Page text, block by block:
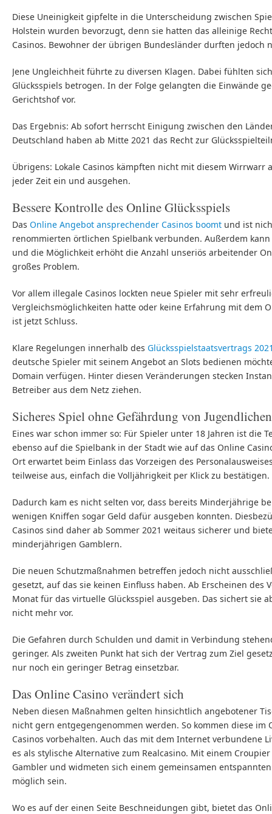
Diese Uneinigkeit gipfelte in die Unterscheidung zwischen
Holstein wurden bevorzugt, denn sie hatten das alleinige
Casinos. Bewohner der übrigen Bundesländer durften
Jene Ungleichheit führte zu diversen Klagen. Dabei fühlten
Glücksspiels betrogen. In der Folge gelangten die Einwände
Gerichtshof vor.
Das Ergebnis: Ab sofort herrscht Einigung zwischen den
Deutschland haben ab Mitte 2021 das Recht zur
Übrigens: Lokale Casinos kämpften nicht mit diesem Wirrwarr
jeder Zeit ein und ausgehen.
Bessere Kontrolle des Online Glücksspiels
Das Online Angebot ansprechender Casinos boomt und ist
renommierten örtlichen Spielbank verbunden. Außerdem
und die Möglichkeit erhöht die Anzahl unseriös arbeitender
großes Problem.
Vor allem illegale Casinos lockten neue Spieler mit sehr
Vergleichsmöglichkeiten hatte oder keine Erfahrung mit dem
ist jetzt Schluss.
Klare Regelungen innerhalb des Glücksspielstaatsvertrags
deutsche Spieler mit seinem Angebot an Slots bedienen
Domain verfügen. Hinter diesen Veränderungen stecken
Betreiber aus dem Netz ziehen.
Sicheres Spiel ohne Gefährdung von Jugendlichen
Eines war schon immer so: Für Spieler unter 18 Jahren ist die
ebenso auf die Spielbank in der Stadt wie auf das Online
Ort erwartet beim Einlass das Vorzeigen des
teilweise aus, einfach die Volljährigkeit per Klick zu bestätigen.
Dadurch kam es nicht selten vor, dass bereits Minderjährige
wenigen Kniffen sogar Geld dafür ausgeben konnten.
Casinos sind daher ab Sommer 2021 weitaus sicherer und
minderjährigen Gamblern.
Die neuen Schutzmaßnahmen betreffen jedoch nicht
gesetzt, auf das sie keinen Einfluss haben. Ab Erscheinen
Monat für das virtuelle Glücksspiel ausgeben. Das sichert sie
nicht mehr vor.
Die Gefahren durch Schulden und damit in Verbindung
geringer. Als zweiten Punkt hat sich der Vertrag zum Ziel
nur noch ein geringer Betrag einsetzbar.
Das Online Casino verändert sich
Neben diesen Maßnahmen gelten hinsichtlich angebotener
nicht gern entgegengenommen werden. So kommen diese
Casinos vorbehalten. Auch das mit dem Internet verbundene
es als stylische Alternative zum Realcasino. Mit einem
Gambler und widmeten sich einem gemeinsamen
möglich sein.
Wo es auf der einen Seite Beschneidungen gibt, bietet das